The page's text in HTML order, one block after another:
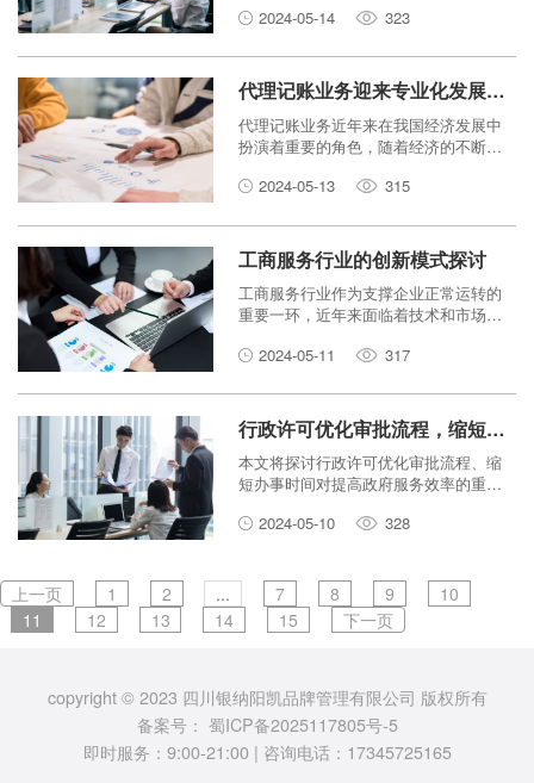
2024-05-14
323
代理记账业务迎来专业化发展，服务领域不断扩大
代理记账业务近年来在我国经济发展中
扮演着重要的角色，随着经济的不断发
的发展，并且其服务领域也不断扩大。
2024-05-13 315
工商服务行业的创新模式探讨
工商服务行业作为支撑企业正常运转的
重要一环，近年来面临着技术和市场变
业在创新模式方面的应对之道。
2024-05-11 317
行政许可优化审批流程，缩短办事时间
本文将探讨行政许可优化审批流程、缩
短办事时间对提高政府服务效率的重要
短办事时间来提升行政效率。
2024-05-10 328
上一页 1 2 ... 7 8 9
10
11
12 13 14 15 下一页
copyright © 2023 四川银纳阳凯品牌管理有限公司 版权所有
备案号： 蜀ICP备2025117805号-5
即时服务：9:00-21:00 | 咨询电话：17345725165